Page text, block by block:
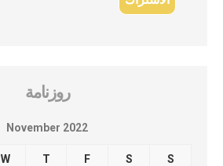
روزنامة
November 2022
W T F S S